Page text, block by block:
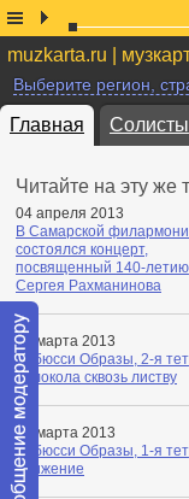
muzkarta.ru |
Выберите регион,
Главная Солисты
Читайте на эту же
04 апреля 2013
В Самарской
состоялся концерт,
посвященный 140-летию
Сергея Рахманинова
31 марта 2013
Дебюсси Образы, 2-я
Колокола сквозь листву
31 марта 2013
Дебюсси Образы, 1-я
Движение